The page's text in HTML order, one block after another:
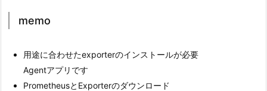
memo
用途に合わせたexporterのインストールが必要
Agentアプリです
PrometheusとExporterのダウンロード